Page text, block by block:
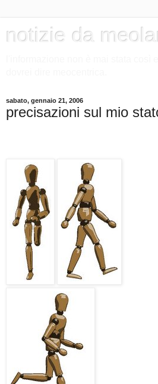
notizie da
sabato, gennaio 21, 2006
precisazioni sul mio